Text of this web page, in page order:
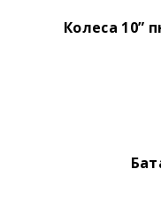
Колеса 10”